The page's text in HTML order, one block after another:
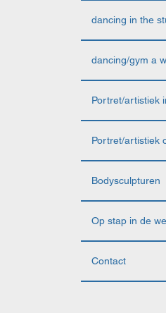
dancing in the
dancing/gym a
Portret/artistiek
Portret/artistiek
Bodysculpturen
Op stap in de
Contact